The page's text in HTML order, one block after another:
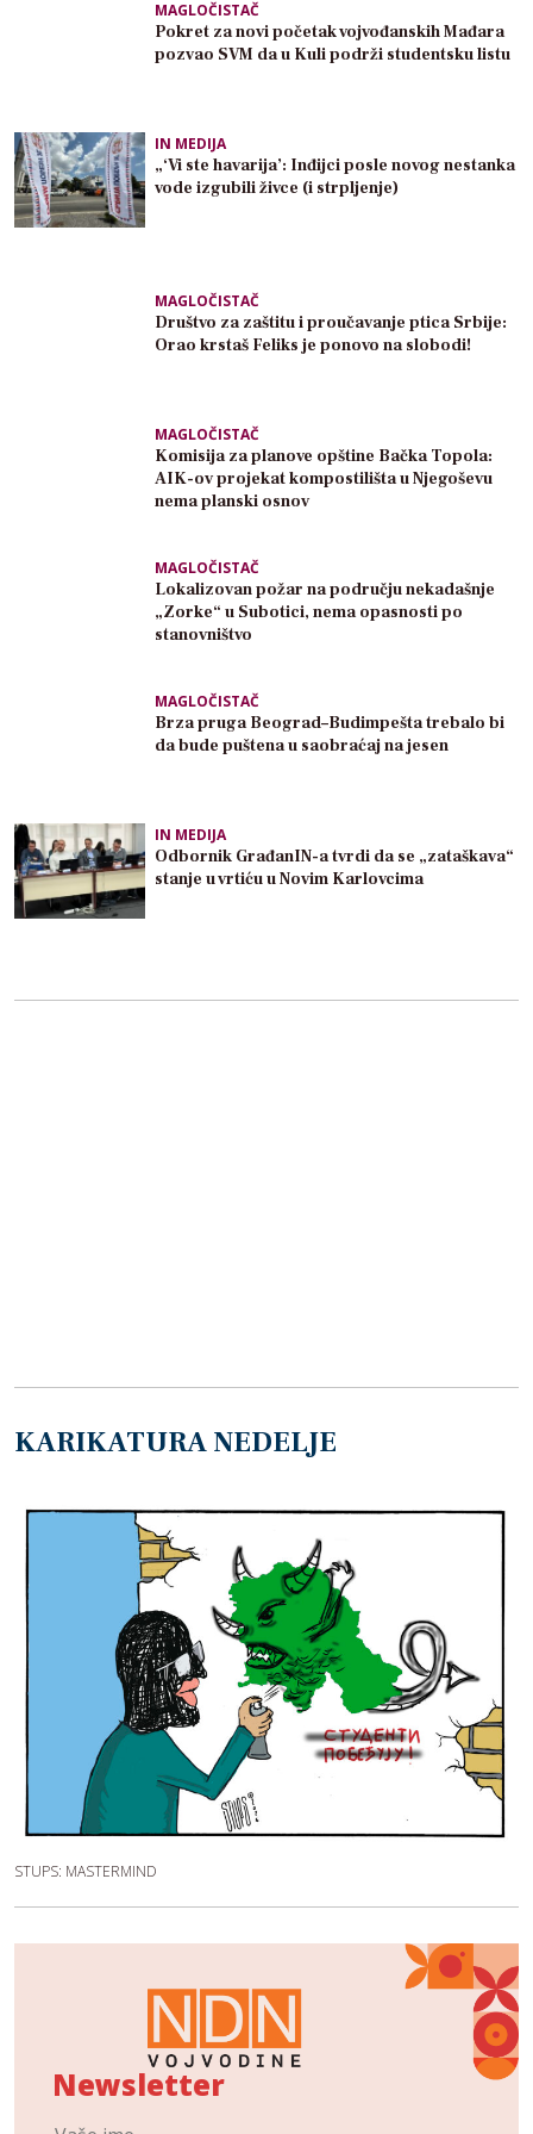
MAGLOČISTAČ
Pokret za novi početak vojvođanskih Mađara
pozvao SVM da u Kuli podrži studentsku listu
IN MEDIJA
„‘Vi ste havarija’: Inđijci posle novog nestanka
vode izgubili živce (i strpljenje)
MAGLOČISTAČ
Društvo za zaštitu i proučavanje ptica Srbije:
Orao krstaš Feliks je ponovo na slobodi!
MAGLOČISTAČ
Komisija za planove opštine Bačka Topola:
AIK-ov projekat kompostilišta u Njegoševu
nema planski osnov
MAGLOČISTAČ
Lokalizovan požar na području nekadašnje
„Zorke“ u Subotici, nema opasnosti po
stanovništvo
MAGLOČISTAČ
Brza pruga Beograd–Budimpešta trebalo bi
da bude puštena u saobraćaj na jesen
IN MEDIJA
Odbornik GrađanIN-a tvrdi da se „zataškava“
stanje u vrtiću u Novim Karlovcima
KARIKATURA NEDELJE
STUPS: MASTERMIND
Newsletter